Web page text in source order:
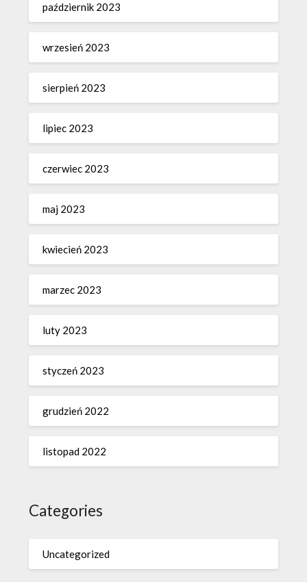
październik 2023
wrzesień 2023
sierpień 2023
lipiec 2023
czerwiec 2023
maj 2023
kwiecień 2023
marzec 2023
luty 2023
styczeń 2023
grudzień 2022
listopad 2022
Categories
Uncategorized